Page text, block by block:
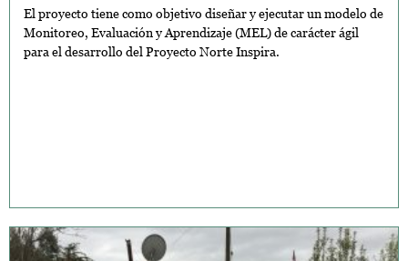
El proyecto tiene como objetivo diseñar y ejecutar un modelo de
Monitoreo, Evaluación y Aprendizaje (MEL) de carácter ágil
para el desarrollo del Proyecto Norte Inspira.